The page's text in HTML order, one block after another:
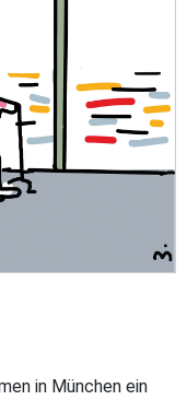
in München ein